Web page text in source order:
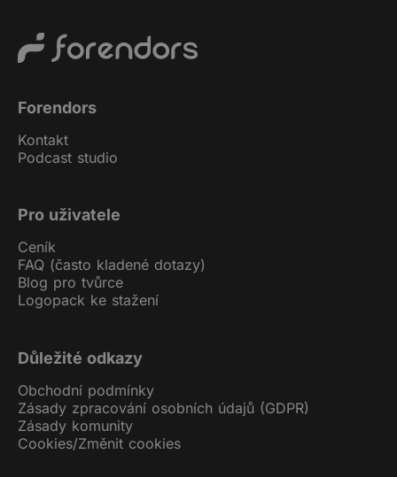
Forendors
Kontakt
Podcast studio
Pro uživatele
Ceník
FAQ (často kladené dotazy)
Blog pro tvůrce
Logopack ke stažení
Důležité odkazy
Obchodní podmínky
Zásady zpracování osobních údajů (GDPR)
Zásady komunity
Cookies/Změnit cookies